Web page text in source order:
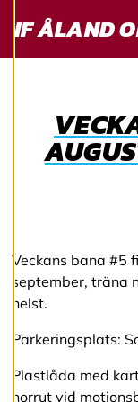
cookiepreferenser
och kan ändra dem
e
r
a
c
o
i
e
IF ÅLAND
Veckans bana #5
september, träna
helst.
Parkeringsplats:
Plastlåda med
norrut vid